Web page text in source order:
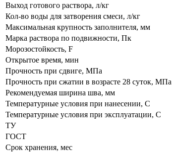
Выход готового раствора, л/кг
Кол-во воды для затворения смеси, л/кг
Максимальная крупность заполнителя, мм
Марка раствора по подвижности, Пк
Морозостойкость, F
Открытое время, мин
Прочность при сдвиге, МПа
Прочность при сжатии в возрасте 28 суток, МПа
Рекомендуемая ширина шва, мм
Температурные условия при нанесении, С
Температурные условия при эксплуатации, С
ТУ
ГОСТ
Срок хранения, мес